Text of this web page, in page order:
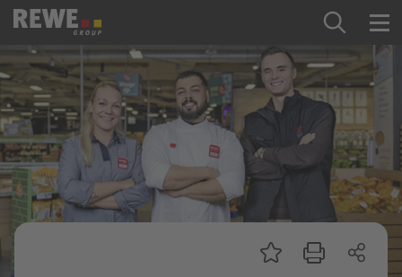
Zum Inhalt springen
Startseite
REWE Group als Arbeitgeber
Ausbildung & Studium
Praktikum & Werkstudium